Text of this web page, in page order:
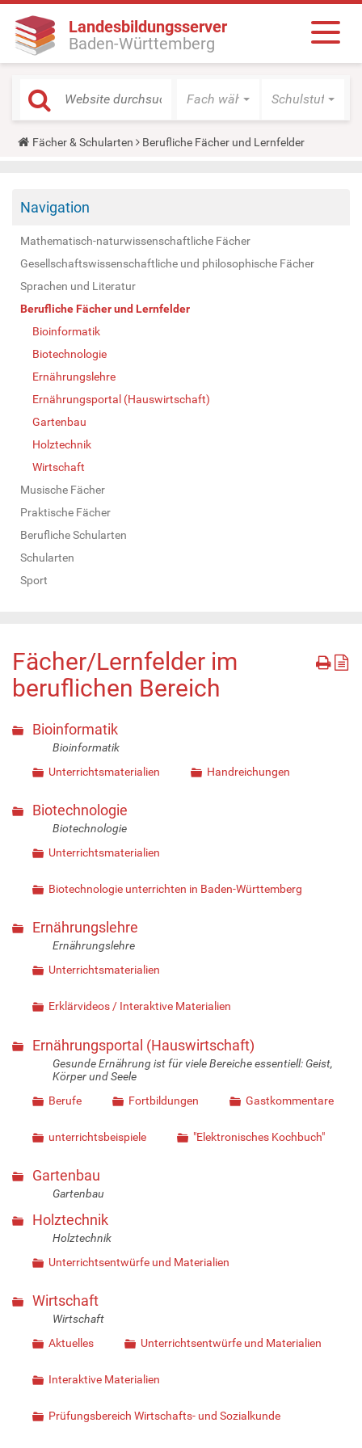
Landesbildungsserver
Baden-Württemberg
Fach wählen Schulstufe
Y
e
r
:
Fächer & Schularten Berufliche Fächer und Lernfelder
Navigation
Mathematisch-naturwissenschaftliche Fächer
Gesellschaftswissenschaftliche und philosophische Fächer
Sprachen und Literatur
Berufliche Fächer und Lernfelder
Bioinformatik
Biotechnologie
Ernährungslehre
Ernährungsportal (Hauswirtschaft)
Gartenbau
Holztechnik
Wirtschaft
Musische Fächer
Praktische Fächer
Berufliche Schularten
Schularten
Sport
Fächer/Lernfelder im
beruflichen Bereich
Bioinformatik
Bioinformatik
Unterrichtsmaterialien
Handreichungen
Biotechnologie
Biotechnologie
Unterrichtsmaterialien
Biotechnologie unterrichten in Baden-Württemberg
Ernährungslehre
Ernährungslehre
Unterrichtsmaterialien
Erklärvideos / Interaktive Materialien
Ernährungsportal (Hauswirtschaft)
Gesunde Ernährung ist für viele Bereiche essentiell: Geist,
Körper und Seele
Berufe
Fortbildungen Gastkommentare
unterrichtsbeispiele "Elektronisches Kochbuch"
Gartenbau
Gartenbau
Holztechnik
Holztechnik
Unterrichtsentwürfe und Materialien
Wirtschaft
Wirtschaft
Aktuelles
Unterrichtsentwürfe und Materialien
Interaktive Materialien
Prüfungsbereich Wirtschafts- und Sozialkunde